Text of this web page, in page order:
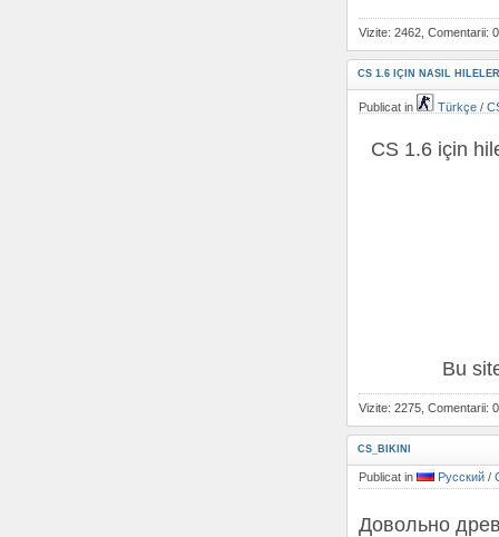
Vizite: 2462, Comentarii: 0
CS 1.6 IÇIN NASIL
Publicat in Türkçe /
CS 1.6 için
Bu
Vizite: 2275, Comentarii: 0
CS_BIKINI
Publicat in Русский /
Довольно